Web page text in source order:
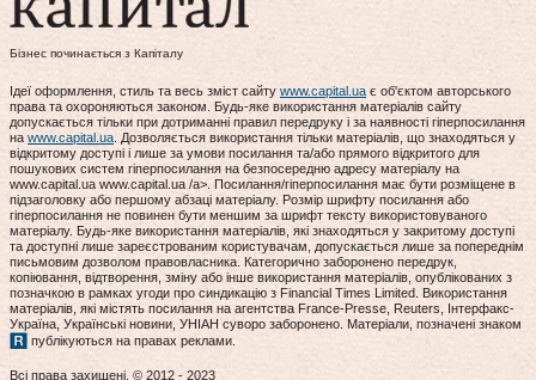
Бізнес починається з Капіталу
Ідеї оформлення, стиль та весь зміст сайту www.capital.uaє об'єктом авторського
права та охороняються законом. Будь-яке використання матеріалів сайту
допускається тільки при дотриманні правил передруку і за наявності гіперпосилання
на www.capital.ua. Дозволяється використання тільки матеріалів, що знаходяться у
відкритому доступі і лише за умови посилання та/або прямого відкритого для
пошукових систем гіперпосилання на безпосередню адресу матеріалу на
www.capital.ua www.capital.ua /a>. Посилання/гіперпосилання має бути розміщене в
підзаголовку або першому абзаці матеріалу. Розмір шрифту посилання або
гіперпосилання не повинен бути меншим за шрифт тексту використовуваного
матеріалу. Будь-яке використання матеріалів, які знаходяться у закритому доступі
та доступні лише зареєстрованим користувачам, допускається лише за попереднім
письмовим дозволом правовласника. Категорично заборонено передрук,
копіювання, відтворення, зміну або інше використання матеріалів, опублікованих з
позначкою в рамках угоди про синдикацію з Financial Times Limited. Використання
матеріалів, які містять посилання на агентства France-Presse, Reuters, Інтерфакс-
Україна, Українські новини, УНІАН суворо заборонено. Матеріали, позначені знаком
публікуються на правах реклами.
Всі права захищені. © 2012 - 2023